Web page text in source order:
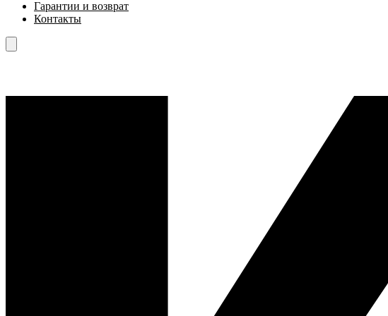
Гарантии и возврат
Контакты